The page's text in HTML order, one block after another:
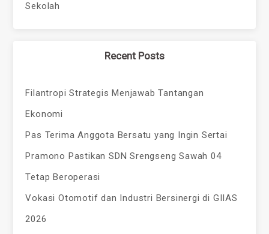
Sekolah
Recent Posts
Filantropi Strategis Menjawab Tantangan
Ekonomi
Pas Terima Anggota Bersatu yang Ingin Sertai
Pramono Pastikan SDN Srengseng Sawah 04
Tetap Beroperasi
Vokasi Otomotif dan Industri Bersinergi di GIIAS
2026